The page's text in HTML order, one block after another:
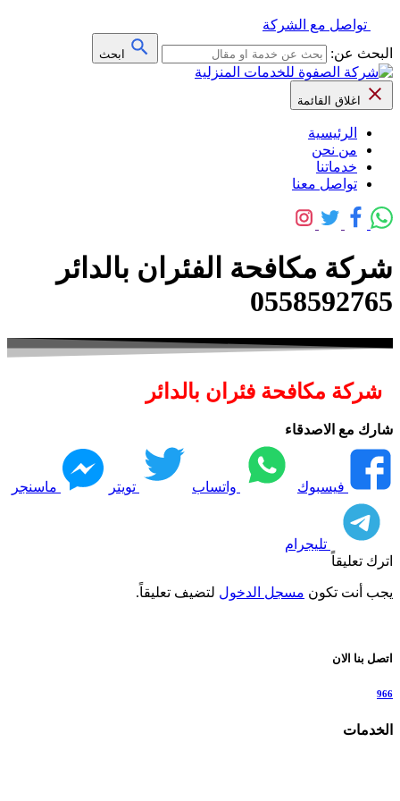
تواصل مع الشركة
البحث عن:
ابحث
اغلاق القائمة
الرئيسية
من نحن
خدماتنا
تواصل معنا
شركة مكافحة الفئران بالدائر
0558592765
شركة مكافحة فئران بالدائر
شارك مع الاصدقاء
فيسبوك واتساب تويتر ماسنجر
تليجرام
اترك تعليقاً
يجب أنت تكون مسجل الدخول لتضيف تعليقاً.
اتصل بنا الان
966
الخدمات